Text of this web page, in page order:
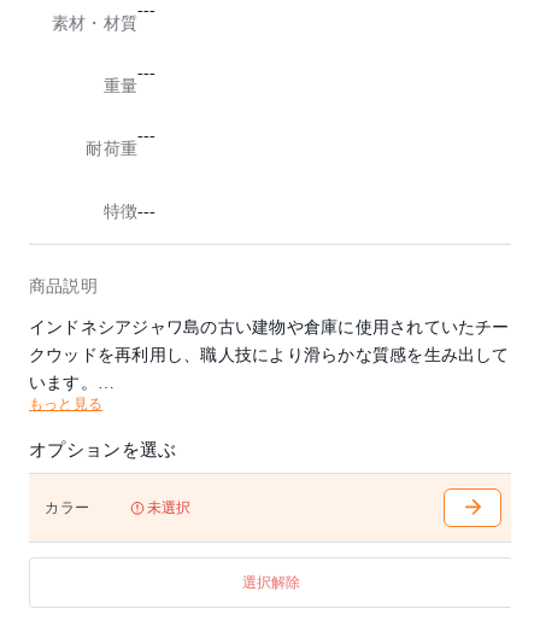
素材・材質
---
重量
---
耐荷重
---
特徴---
商品説明
インドネシアジャワ島の古い建物や倉庫に使用されていたチー
クウッドを再利用し、職人技により滑らかな質感を生み出して
います。
背もたれのないコンパクトでシンプルなスツールですが、美し
い木目と形で上品な存在感が光ります。
■在庫状況により、納期は大幅に前後する場合もございます。
もっと見る
オプションを選ぶ
カラー 未選択
選択解除